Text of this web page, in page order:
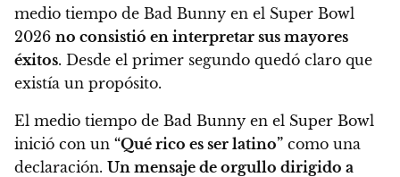
medio tiempo de Bad Bunny en el Super Bowl
2026 no consistió en interpretar sus mayores
éxitos. Desde el primer segundo quedó claro que
existía un propósito.
El medio tiempo de Bad Bunny en el Super Bowl
inició con un “Qué rico es ser latino” como una
declaración. Un mensaje de orgullo dirigido a